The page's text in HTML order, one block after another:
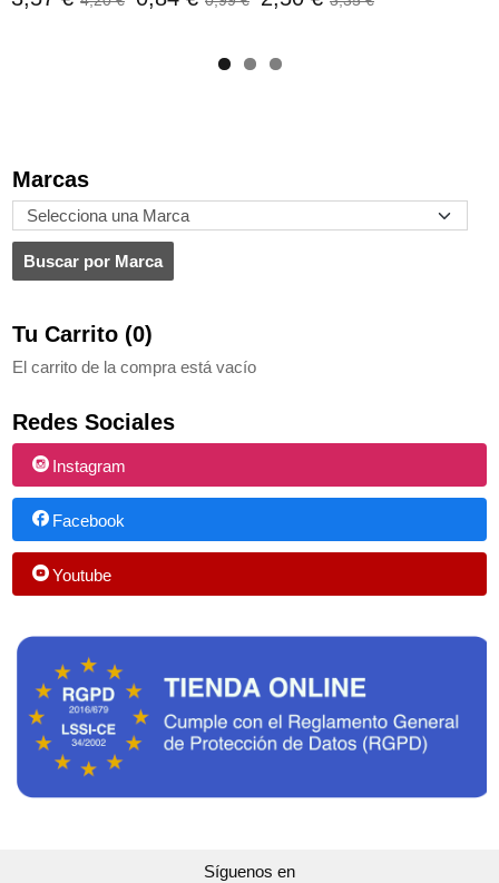
Marcas
Tu Carrito (0)
El carrito de la compra está vacío
Redes Sociales
Instagram
Facebook
Youtube
Síguenos en